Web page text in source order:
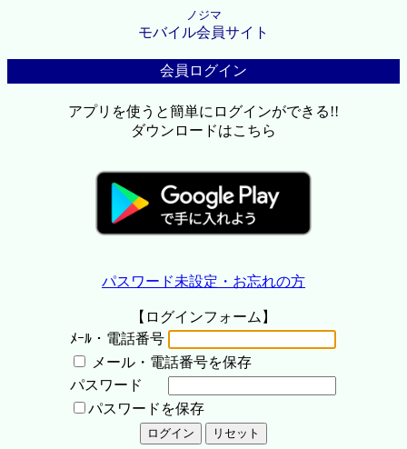
ノジマ
モバイル会員サイト
会員ログイン
アプリを使うと簡単にログインができる!!
ダウンロードはこちら
パスワード未設定・お忘れの方
【ログインフォーム】
ﾒｰﾙ・電話番号
メール・電話番号を保存
パスワード
パスワードを保存